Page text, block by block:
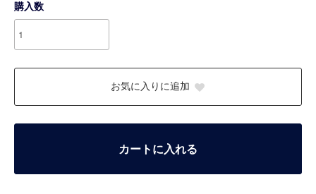
購入数
お気に入りに追加
カートに入れる